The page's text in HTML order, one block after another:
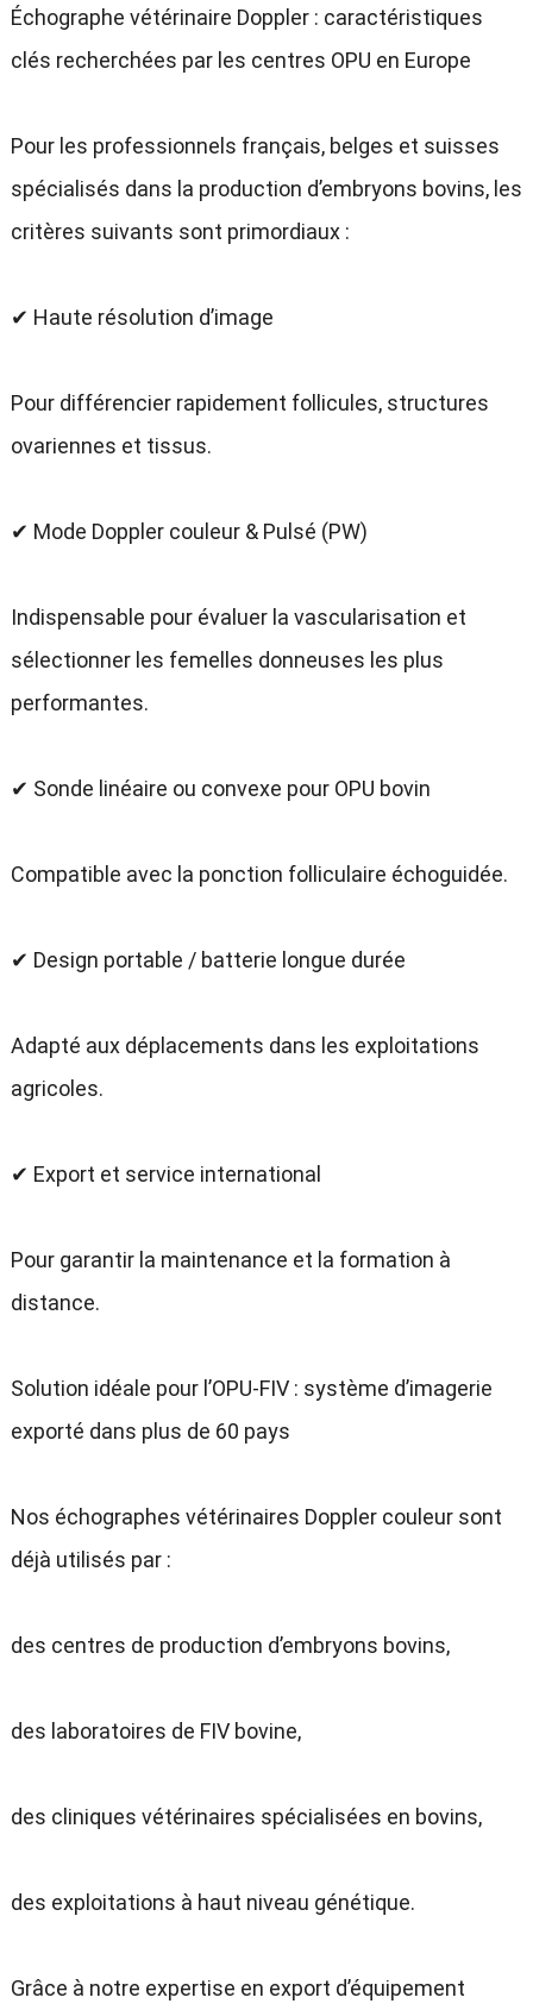
Échographe vétérinaire Doppler : caractéristiques
clés recherchées par les centres OPU en Europe
Pour les professionnels français, belges et suisses
spécialisés dans la production d’embryons bovins, les
critères suivants sont primordiaux :
✔ Haute résolution d’image
Pour différencier rapidement follicules, structures
ovariennes et tissus.
✔ Mode Doppler couleur & Pulsé (PW)
Indispensable pour évaluer la vascularisation et
sélectionner les femelles donneuses les plus
performantes.
✔ Sonde linéaire ou convexe pour OPU bovin
Compatible avec la ponction folliculaire échoguidée.
✔ Design portable / batterie longue durée
Adapté aux déplacements dans les exploitations
agricoles.
✔ Export et service international
Pour garantir la maintenance et la formation à
distance.
Solution idéale pour l’OPU-FIV : système d’imagerie
exporté dans plus de 60 pays
Nos échographes vétérinaires Doppler couleur sont
déjà utilisés par :
des centres de production d’embryons bovins,
des laboratoires de FIV bovine,
des cliniques vétérinaires spécialisées en bovins,
des exploitations à haut niveau génétique.
Grâce à notre expertise en export d’équipement